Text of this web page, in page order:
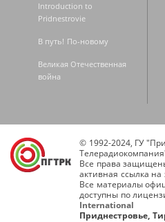
Introduction to
Pridnestrovie
В путь! По-новому
Великая Отечественная
война
© 1992-2024, ГУ
Все права
активная ссылка на
Все материалы
доступны по
International
Приднестровье,